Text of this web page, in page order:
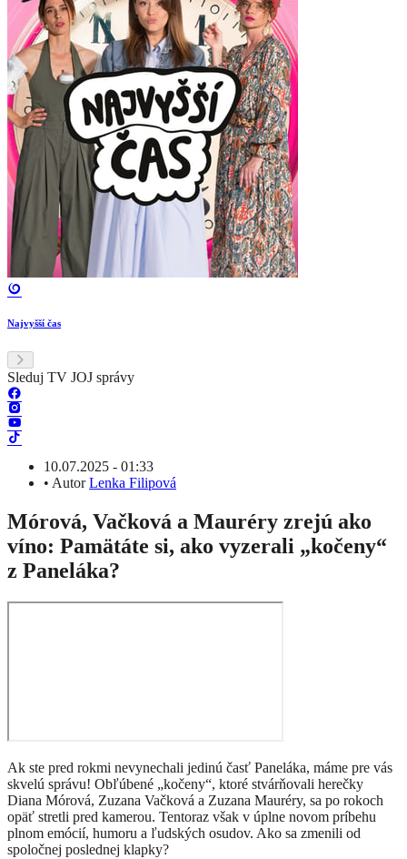
Najvyšší čas
Sleduj TV JOJ správy
10.07.2025 - 01:33
• AutorLenka Filipová
Mórová, Vačková a Mauréry zrejú ako
víno: Pamätáte si, ako vyzerali „kočeny“
z Paneláka?
Ak ste pred rokmi nevynechali jedinú časť Paneláka, máme pre vás
skvelú správu! Obľúbené „kočeny“, ktoré stvárňovali herečky
Diana Mórová, Zuzana Vačková a Zuzana Mauréry, sa po rokoch
opäť stretli pred kamerou. Tentoraz však v úplne novom príbehu
plnom emócií, humoru a ľudských osudov. Ako sa zmenili od
spoločnej poslednej klapky?